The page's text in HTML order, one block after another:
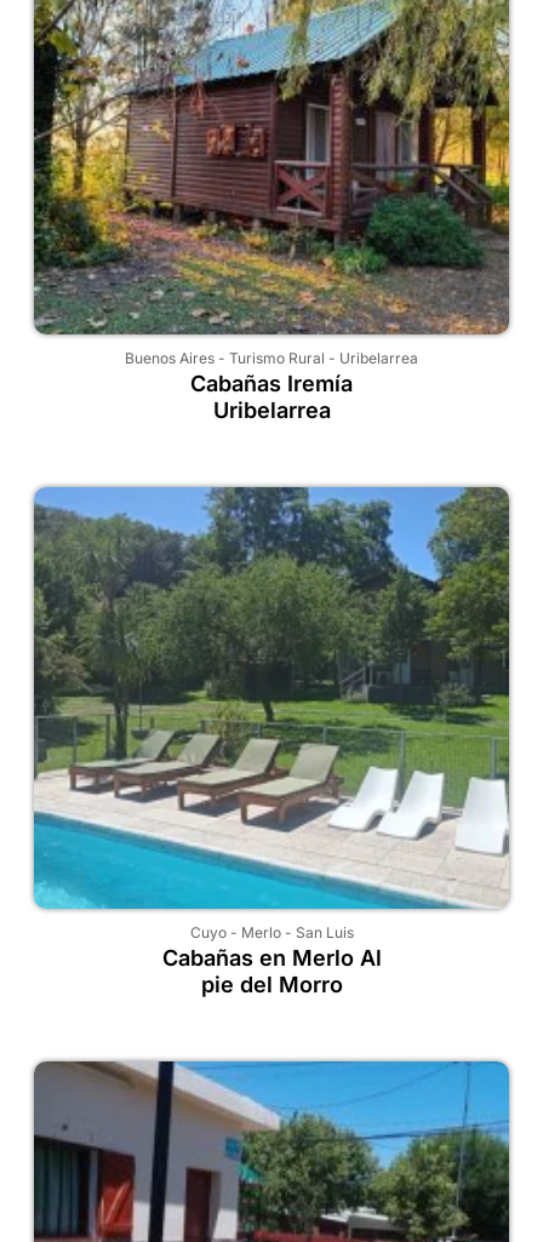
Buenos Aires - Turismo Rural - Uribelarrea
Cabañas Iremía
Uribelarrea
Cuyo- Merlo- San Luis
Cabañas en Merlo Al
pie del Morro